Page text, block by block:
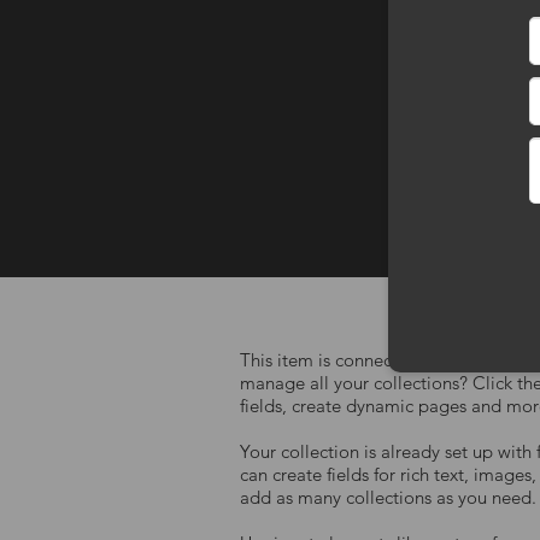
This item is connected to a text field
manage all your collections? Click
fields, create dynamic pages and
Your collection is already set up
can create fields for rich text,
add as many collections as you need.